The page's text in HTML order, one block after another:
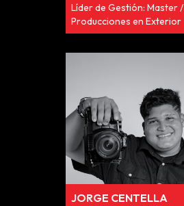
Líder de Gestión: Master /
Producciones en Exterior
JORGE CENTELLA